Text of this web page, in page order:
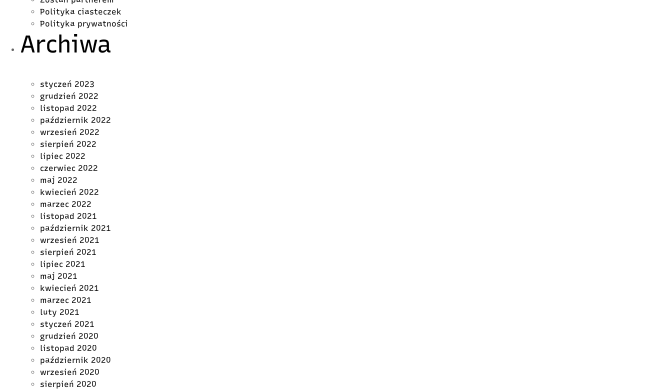
Polityka ciasteczek
Polityka prywatności
Archiwa
styczeń 2023
grudzień 2022
listopad 2022
październik 2022
wrzesień 2022
sierpień 2022
lipiec 2022
czerwiec 2022
maj 2022
kwiecień 2022
marzec 2022
listopad 2021
październik 2021
wrzesień 2021
sierpień 2021
lipiec 2021
maj 2021
kwiecień 2021
marzec 2021
luty 2021
styczeń 2021
grudzień 2020
listopad 2020
październik 2020
wrzesień 2020
sierpień 2020